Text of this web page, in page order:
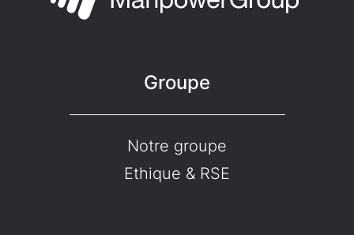
Groupe
Notre groupe
Ethique & RSE